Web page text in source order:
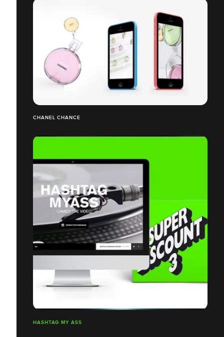
CHANEL CHANCE
HASHTAG MY ASS